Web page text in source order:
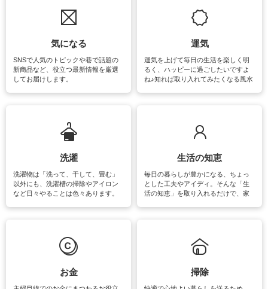
気になる
SNSで人気のトピックや巷で話題の
新商品など、役立つ最新情報を厳選
してお届けします。
運気
運気を上げて毎日の生活を楽しく明
るく、ハッピーに過ごしたいですよ
ね♪知れば取り入れてみたくなる風水
洗濯
洗濯物は「洗って、干して、畳む」
以外にも、洗濯槽の掃除やアイロン
など日々やることは色々あります。
マットなどの大きな洗濯物も、正し
い洗い方をすれば自宅で洗うことが
報やお悩み解消のための情報をご紹
生活の知恵
毎日の暮らしが豊かになる、ちょっ
とした工夫やアイディ。そんな「生
活の知恵」を取り入れるだけで、家
お金 掃除